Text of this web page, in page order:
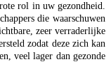
rol in uw gezondheid.
die waarschuwen
zeer verraderlijke
zodat deze zich kan
veel lager dan gezonde